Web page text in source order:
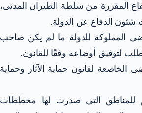
المقررة من سلطة الطيران المدنى،
شئون الدفاع عن الدولة.
المملوكة للدولة ما لم يكن صاحب
لتوفيق أوضاعه وفقًا للقانون.
الخاضعة لقانون حماية الآثار وحماية
للمناطق التى صدرت لها مخططات